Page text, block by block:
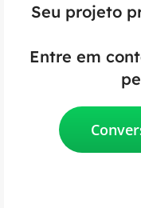
Seu projeto
Entre em